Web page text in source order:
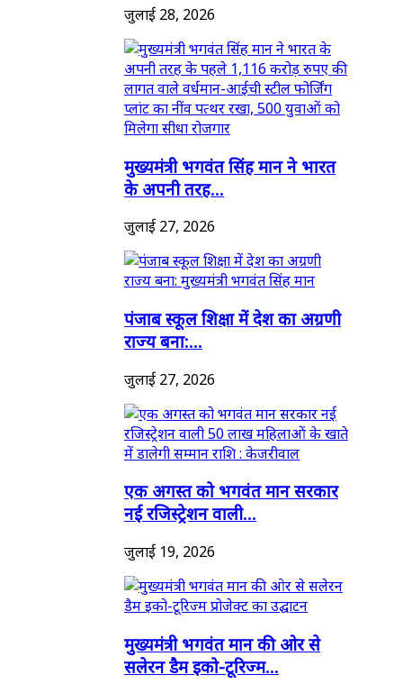
जुलाई 28, 2026
मुख्यमंत्री भगवंत सिंह मान ने भारत
के अपनी तरह...
जुलाई 27, 2026
पंजाब स्कूल शिक्षा में देश का अग्रणी
राज्य बना:...
जुलाई 27, 2026
एक अगस्त को भगवंत मान सरकार
नई रजिस्ट्रेशन वाली...
जुलाई 19, 2026
मुख्यमंत्री भगवंत मान की ओर से
सलेरन डैम इको-टूरिज्म...